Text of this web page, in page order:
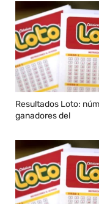
Resultados Loto:
ganadores del